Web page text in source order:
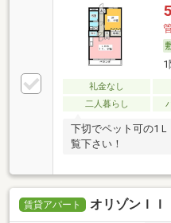
礼金なし
二人暮らし
下切でペット可の1
覧下さい！
賃貸アパート オリゾンＩＩ